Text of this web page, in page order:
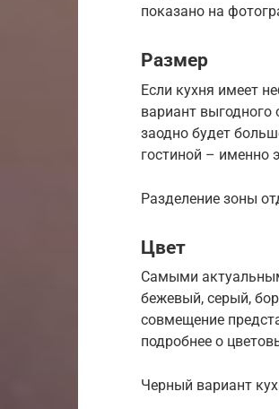
показано на
Размер
Если кухня имеет
вариант выгодного
заодно будет
гостиной – именно
Разделение зоны
Цвет
Самыми
бежевый, серый,
совмещение
подробнее о
Черный вариант